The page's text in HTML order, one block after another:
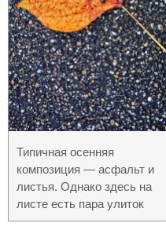
Типичная осенняя
композиция — асфальт и
листья. Однако здесь на
листе есть пара улиток